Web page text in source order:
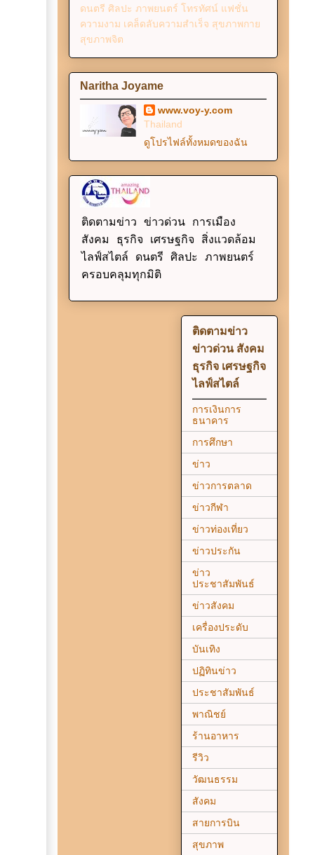
ดนตรี ศิลปะ ภาพยนตร์ โทรทัศน์ แฟชั่น
ความงาม เคล็ดลับความสำเร็จ สุขภาพกาย
สุขภาพจิต
Naritha Joyame
www.voy-y.com
Thailand
ดูโปรไฟล์ทั้งหมดของฉัน
ติดตามข่าว ข่าวด่วน การเมือง
สังคม ธุรกิจ เศรษฐกิจ สิ่งแวดล้อม
ไลฟ์สไตล์ ดนตรี ศิลปะ ภาพยนตร์
ครอบคลุมทุกมิติ
ติดตามข่าว
ข่าวด่วน สังคม
ธุรกิจ เศรษฐกิจ
ไลฟ์สไตล์
การเงินการ
ธนาคาร
การศึกษา
ข่าว
ข่าวการตลาด
ข่าวกีฬา
ข่าวท่องเที่ยว
ข่าวประกัน
ข่าว
ประชาสัมพันธ์
ข่าวสังคม
เครื่องประดับ
บันเทิง
ปฏิทินข่าว
ประชาสัมพันธ์
พาณิชย์
ร้านอาหาร
รีวิว
วัฒนธรรม
สังคม
สายการบิน
สุขภาพ